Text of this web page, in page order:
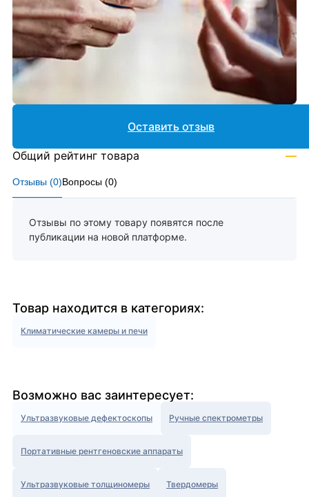
Отзывы (0)Вопросы (0)
Отзывы по этому товару появятся после
публикации на новой платформе.
Оставить отзыв
Общий рейтинг товара —
Товар находится в категориях:
Климатические камеры и печи
Возможно вас заинтересует:
Ультразвуковые дефектоскопы Ручные спектрометры
Портативные рентгеновские аппараты
Ультразвуковые толщиномеры Твердомеры